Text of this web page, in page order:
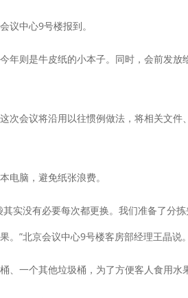
中心9号楼报到。
则是牛皮纸的小本子。同时，会前发放
议将沿用以往惯例做法，将相关文件
脑，避免纸张浪费。
没有必要每次都更换。我们准备了分
”北京会议中心9号楼客房部经理王晶说。
一个其他垃圾桶，为了方便客人食用水